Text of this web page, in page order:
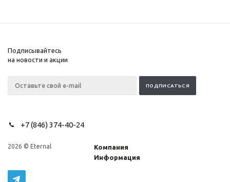
Подписывайтесь
на новости и акции
+7 (846) 374-40-24
2026 © Eternal
Компания
Информация